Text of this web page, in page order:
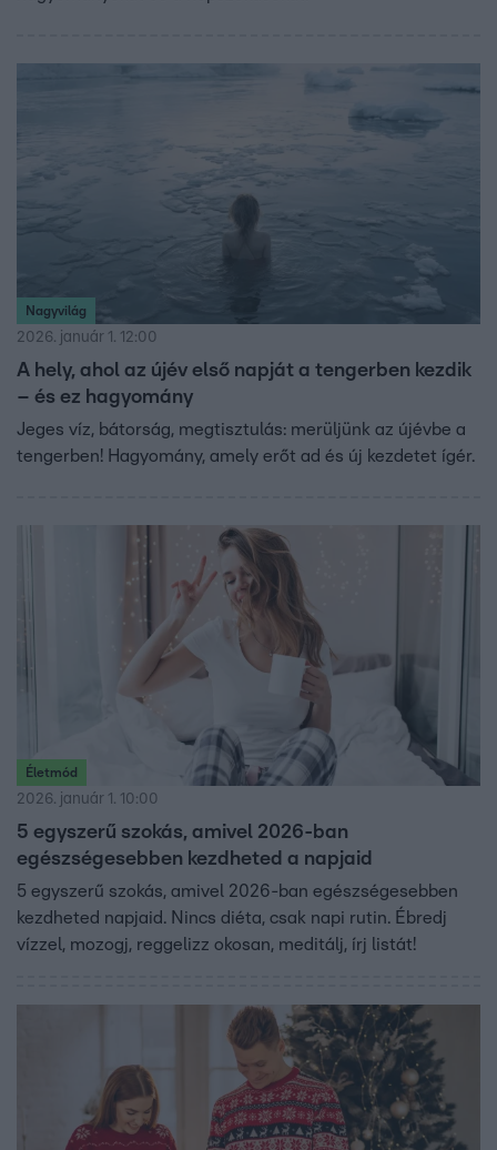
Nagyvilág
2026. január 1. 12:00
A hely, ahol az újév első napját a tengerben kezdik
– és ez hagyomány
Jeges víz, bátorság, megtisztulás: merüljünk az újévbe a
tengerben! Hagyomány, amely erőt ad és új kezdetet ígér.
Életmód
2026. január 1. 10:00
5 egyszerű szokás, amivel 2026-ban
egészségesebben kezdheted a napjaid
5 egyszerű szokás, amivel 2026-ban egészségesebben
kezdheted napjaid. Nincs diéta, csak napi rutin. Ébredj
vízzel, mozogj, reggelizz okosan, meditálj, írj listát!